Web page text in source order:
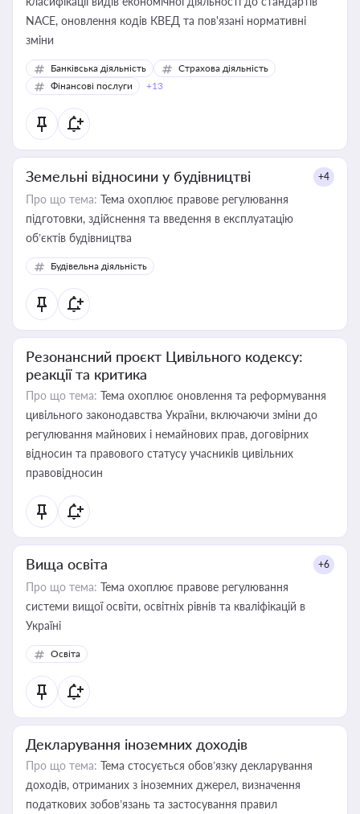
NACE, оновлення кодів КВЕД та пов'язані нормативні
зміни
Банківська діяльність
Страхова діяльність
Фінансові послуги
+13
Земельні відносини у будівництві +4
Про що тема: Тема охоплює правове регулювання
підготовки, здійснення та введення в експлуатацію
об’єктів будівництва
Будівельна діяльність
Резонансний проєкт Цивільного кодексу:
реакції та критика
Про що тема: Тема охоплює оновлення та реформування
цивільного законодавства України, включаючи зміни до
регулювання майнових і немайнових прав, договірних
відносин та правового статусу учасників цивільних
правовідносин
Вища освіта +6
Про що тема: Тема охоплює правове регулювання
системи вищої освіти, освітніх рівнів та кваліфікацій в
Україні
Освіта
Декларування іноземних доходів
Про що тема: Тема стосується обов’язку декларування
доходів, отриманих з іноземних джерел, визначення
податкових зобов’язань та застосування правил